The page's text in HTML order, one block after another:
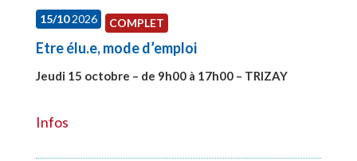
15/102026 COMPLET
Etre élu.e, mode d’emploi
Jeudi 15 octobre – de 9h00 à 17h00 – TRIZAY
Infos